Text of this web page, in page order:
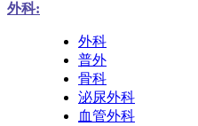
外科:
外科
普外
骨科
泌尿外科
血管外科